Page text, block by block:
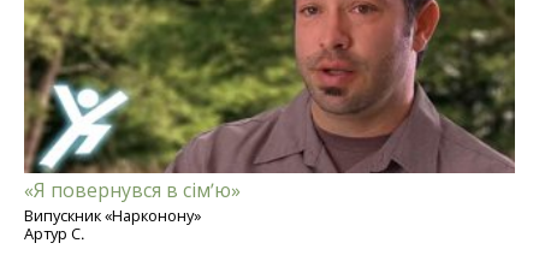
«Я повернувся в сім’ю»
Випускник «Нарконону»
Артур С.